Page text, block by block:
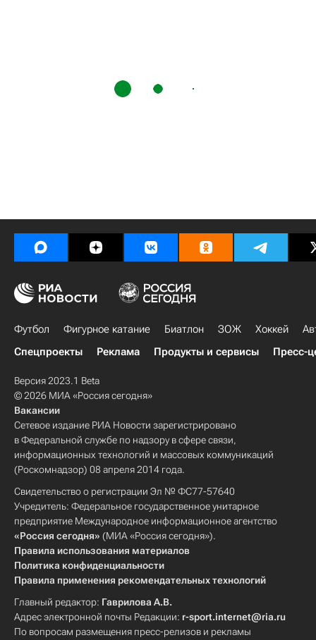
Футбол Фигурное катание Биатлон ЗОЖ Хоккей
Спецпроекты
Реклама Продукты и сервисы Пресс-
Версия 2023.1 Beta
© 2026 МИА «Россия сегодня»
Вакансии
Сетевое издание РИА Новости зарегистрировано
в Федеральной службе по надзору в сфере связи,
информационных технологий и массовых коммуникаций
(Роскомнадзор) 08 апреля 2014 года.
Свидетельство о регистрации Эл № ФС77-57640
Учредитель: Федеральное государственное унитарное
предприятие Международное информационное агентство
«Россия сегодня» (МИА «Россия сегодня»).
Правила использования материалов
Политика конфиденциальности
Правила применения рекомендательных технологий
Главный редактор: Гаврилова А.В.
Адрес электронной почты Редакции: r-sport.internet@ria.ru
По вопросам размещения пресс-релизов и рекламы